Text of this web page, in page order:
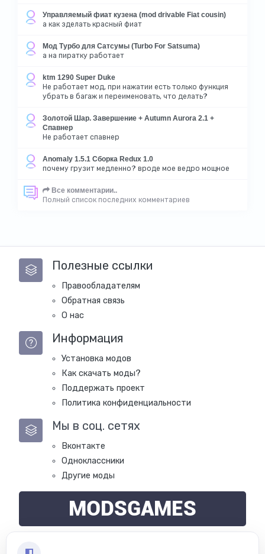
Управляемый фиат кузена (mod drivable Fiat cousin)
а как зделать красный фиат
Мод Турбо для Сатсумы (Turbo For Satsuma)
а на пиратку работает
ktm 1290 Super Duke
Не работает мод, при нажатии есть только функция
убрать в багаж и переименовать, что делать?
Золотой Шар. Завершение + Autumn Aurora 2.1 +
Спавнер
Не работает спавнер
Anomaly 1.5.1 Сборка Redux 1.0
почему грузит медленно? вроде мое ведро мощное
Все комментарии..
Полный список последних комментариев
Полезные ссылки
Правообладателям
Обратная связь
О нас
Информация
Установка модов
Как скачать моды?
Поддержать проект
Политика конфиденциальности
Мы в соц. сетях
Вконтакте
Одноклассники
Другие моды
MODSGAMES